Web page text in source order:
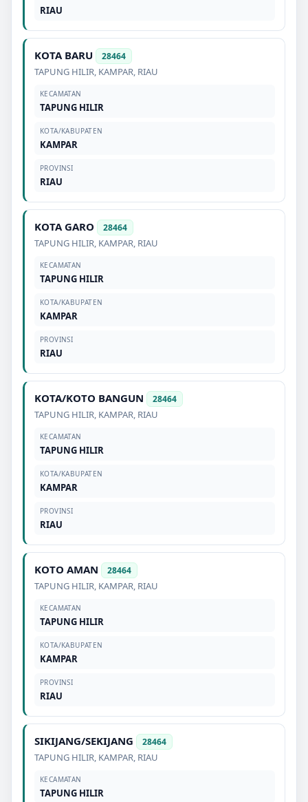
RIAU
KOTA BARU 28464
TAPUNG HILIR, KAMPAR, RIAU
KECAMATAN
TAPUNG HILIR
KOTA/KABUPATEN
KAMPAR
PROVINSI
RIAU
KOTA GARO 28464
TAPUNG HILIR, KAMPAR, RIAU
KECAMATAN
TAPUNG HILIR
KOTA/KABUPATEN
KAMPAR
PROVINSI
RIAU
KOTA/KOTO BANGUN 28464
TAPUNG HILIR, KAMPAR, RIAU
KECAMATAN
TAPUNG HILIR
KOTA/KABUPATEN
KAMPAR
PROVINSI
RIAU
KOTO AMAN 28464
TAPUNG HILIR, KAMPAR, RIAU
KECAMATAN
TAPUNG HILIR
KOTA/KABUPATEN
KAMPAR
PROVINSI
RIAU
SIKIJANG/SEKIJANG 28464
TAPUNG HILIR, KAMPAR, RIAU
KECAMATAN
TAPUNG HILIR